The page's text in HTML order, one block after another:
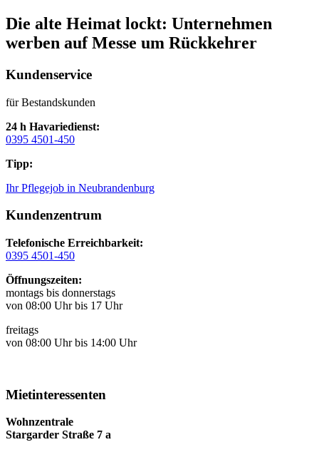
Die alte Heimat lockt: Unternehmen
werben auf Messe um Rückkehrer
Kundenservice
für Bestandskunden
24 h Havariedienst:
0395 4501-450
Tipp:
Ihr Pflegejob in Neubrandenburg
Kundenzentrum
Telefonische Erreichbarkeit:
0395 4501-450
Öffnungszeiten:
montags bis donnerstags
von 08:00 Uhr bis 17 Uhr
freitags
von 08:00 Uhr bis 14:00 Uhr
Mietinteressenten
Wohnzentrale
Stargarder Straße 7 a